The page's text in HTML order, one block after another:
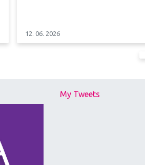
12. 06. 2026
My Tweets